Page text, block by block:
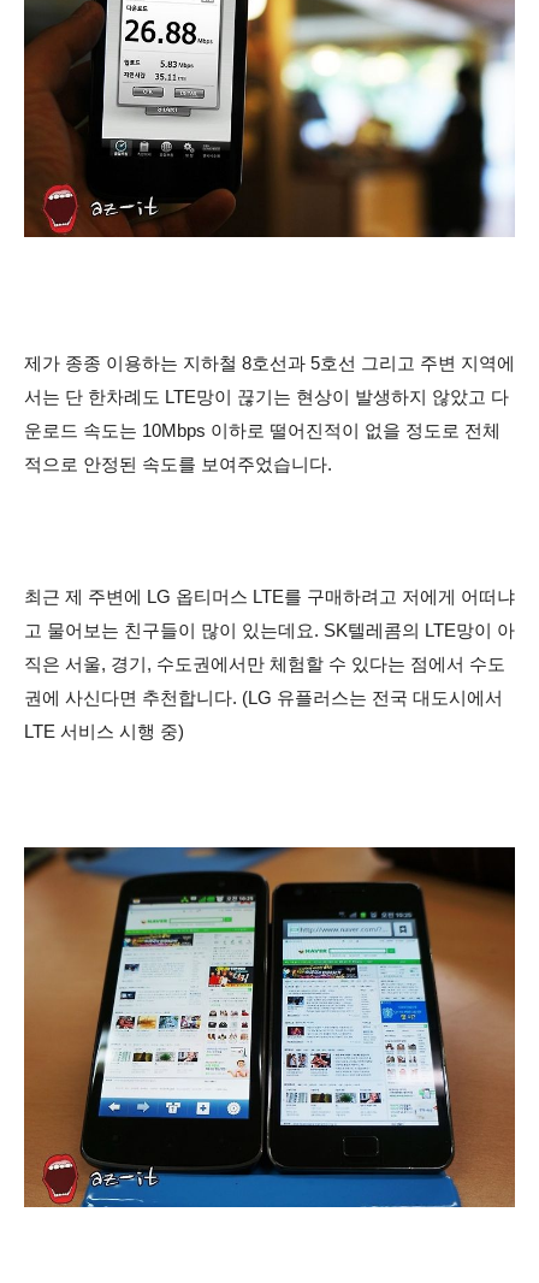
제가 종종 이용하는 지하철 8호선과 5호선 그리고 주변 지역에
서는 단 한차례도 LTE망이 끊기는 현상이 발생하지 않았고 다
운로드 속도는 10Mbps 이하로 떨어진적이 없을 정도로 전체
적으로 안정된 속도를 보여주었습니다.
최근 제 주변에 LG 옵티머스 LTE를 구매하려고 저에게 어떠냐
고 물어보는 친구들이 많이 있는데요. SK텔레콤의 LTE망이 아
직은 서울, 경기, 수도권에서만 체험할 수 있다는 점에서 수도
권에 사신다면 추천합니다. (LG 유플러스는 전국 대도시에서
LTE 서비스 시행 중)